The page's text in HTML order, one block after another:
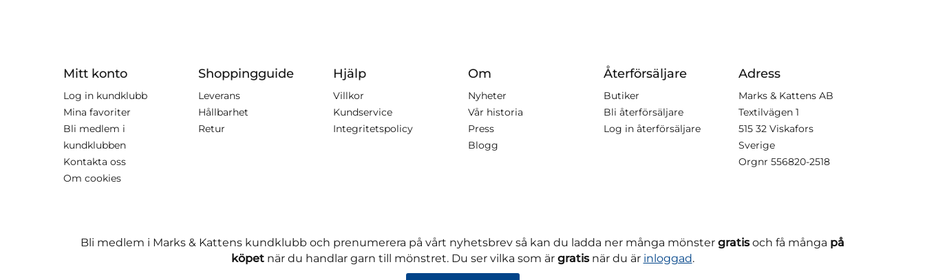
Mitt konto
Log in kundklubb
Mina favoriter
Bli medlem i
kundklubben
Kontakta oss
Om cookies
Shoppingguide
Leverans
Hållbarhet
Retur
Hjälp
Villkor
Kundservice
Integritetspolicy
Om
Nyheter
Vår historia
Press
Blogg
Återförsäljare
Butiker
Bli återförsäljare
Log in återförsäljare
Adress
Marks & Kattens AB
Textilvägen 1
515 32 Viskafors
Sverige
Orgnr 556820-2518
Bli medlem i Marks & Kattens kundklubb och prenumerera på vårt nyhetsbrev så kan du ladda ner många mönster gratisoch få många på
köpetnär du handlar garn till mönstret. Du ser vilka som är gratisnär du är inloggad.